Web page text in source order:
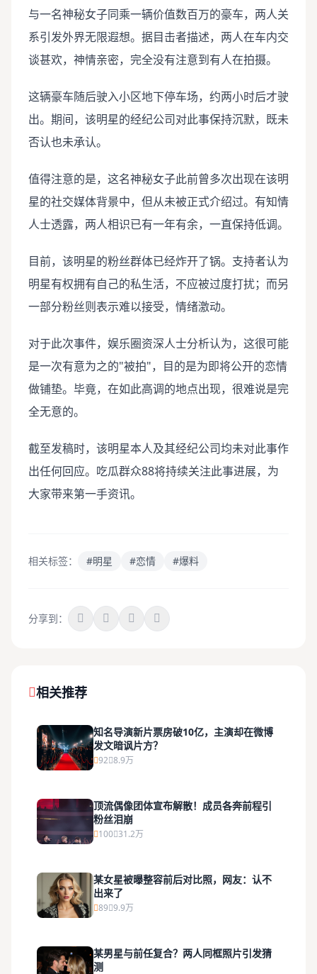
与一名神秘女子同乘一辆价值数百万的豪车，两人关
系引发外界无限遐想。据目击者描述，两人在车内交
谈甚欢，神情亲密，完全没有注意到有人在拍摄。
这辆豪车随后驶入小区地下停车场，约两小时后才驶
出。期间，该明星的经纪公司对此事保持沉默，既未
否认也未承认。
值得注意的是，这名神秘女子此前曾多次出现在该明
星的社交媒体背景中，但从未被正式介绍过。有知情
人士透露，两人相识已有一年有余，一直保持低调。
目前，该明星的粉丝群体已经炸开了锅。支持者认为
明星有权拥有自己的私生活，不应被过度打扰；而另
一部分粉丝则表示难以接受，情绪激动。
对于此次事件，娱乐圈资深人士分析认为，这很可能
是一次有意为之的"被拍"，目的是为即将公开的恋情
做铺垫。毕竟，在如此高调的地点出现，很难说是完
全无意的。
截至发稿时，该明星本人及其经纪公司均未对此事作
出任何回应。吃瓜群众88将持续关注此事进展，为
大家带来第一手资讯。
相关标签： #明星 #恋情 #爆料
分享到：
相关推荐
知名导演新片票房破10亿，主演却在微博
发文暗讽片方？
92 8.9万
顶流偶像团体宣布解散！成员各奔前程引
粉丝泪崩
100 31.2万
某女星被曝整容前后对比照，网友：认不
出来了
89 9.9万
某男星与前任复合？两人同框照片引发猜
测